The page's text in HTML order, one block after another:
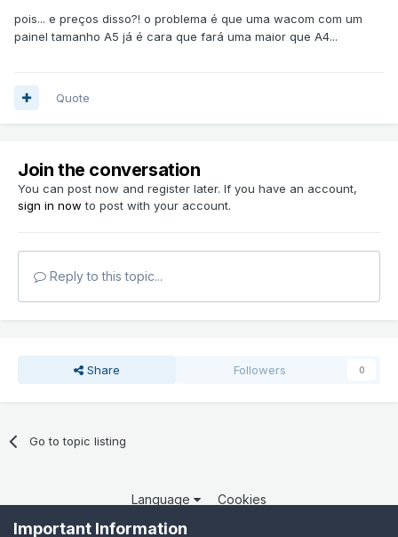
pois... e preços disso?! o problema é que uma wacom com um
painel tamanho A5 já é cara que fará uma maior que A4...
Quote
Join the conversation
You can post now and register later. If you have an account,
sign in now to post with your account.
Reply to this topic...
Share Followers 0
Go to topic listing
Language Cookies
Copyright 2025 por QCOM. Todos os direitos reservados.
Important Information